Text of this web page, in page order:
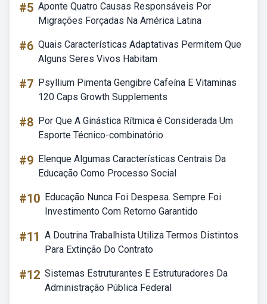
#5 Aponte Quatro Causas Responsáveis Por
Migrações Forçadas Na América Latina
#6 Quais Características Adaptativas Permitem Que
Alguns Seres Vivos Habitam
#7 Psyllium Pimenta Gengibre Cafeína E Vitaminas
120 Caps Growth Supplements
#8 Por Que A Ginástica Rítmica é Considerada Um
Esporte Técnico-combinatório
#9 Elenque Algumas Características Centrais Da
Educação Como Processo Social
#10 Educação Nunca Foi Despesa. Sempre Foi
Investimento Com Retorno Garantido
#11 A Doutrina Trabalhista Utiliza Termos Distintos
Para Extinção Do Contrato
#12 Sistemas Estruturantes E Estruturadores Da
Administração Pública Federal